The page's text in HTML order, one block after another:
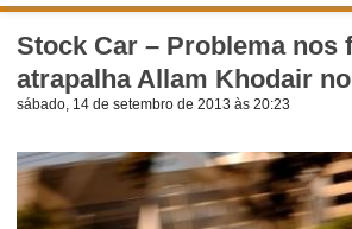
Stock Car – Problema nos
atrapalha Allam Khodair
sábado, 14 de setembro de 2013 às 20:23